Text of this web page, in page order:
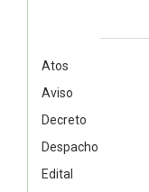
Atos
Aviso
Decreto
Despacho
Edital